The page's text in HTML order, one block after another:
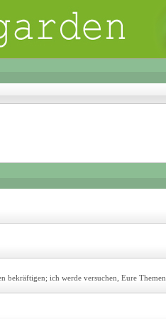
bekräftigen; ich werde versuchen, Eure